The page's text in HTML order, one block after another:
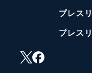
プレス
プレス